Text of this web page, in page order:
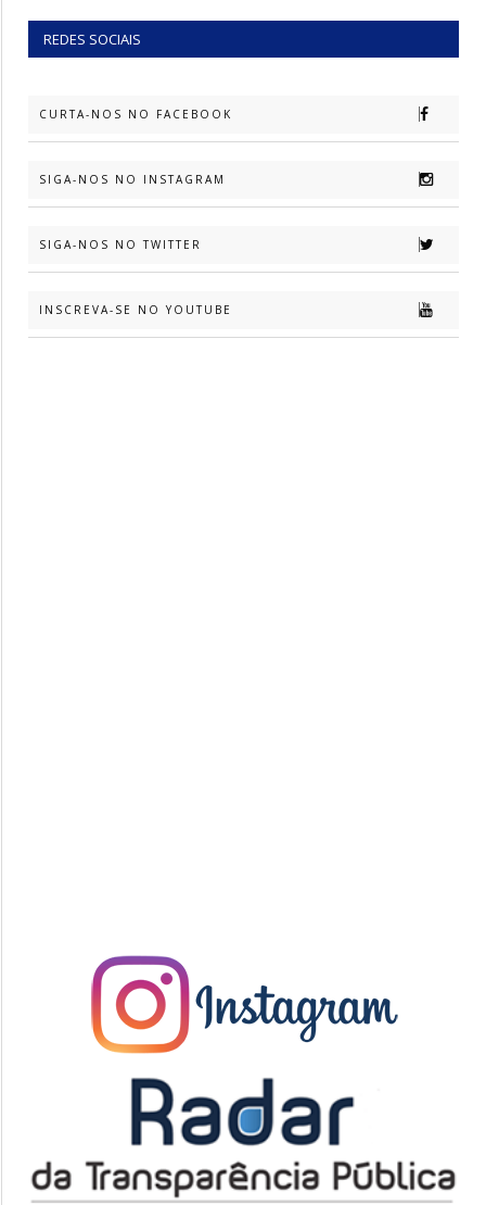
REDES SOCIAIS
CURTA-NOS NO FACEBOOK
SIGA-NOS NO INSTAGRAM
SIGA-NOS NO TWITTER
INSCREVA-SE NO YOUTUBE